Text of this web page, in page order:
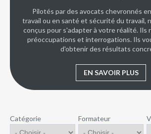
Pilotés par des avocats chevronnés
travail ou en santé et sécurité du travail,
conçus pour s'adapter à votre réalité. Ils
préoccupations et interrogations. Ils
d'obtenir des résultats
EN SAVOIR PLUS
Catégorie Formateur